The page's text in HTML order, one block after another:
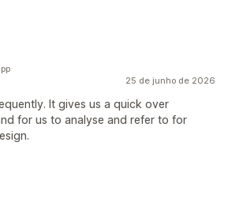
25 de junho de 2026
It gives us a quick over
for us to analyse and refer to for